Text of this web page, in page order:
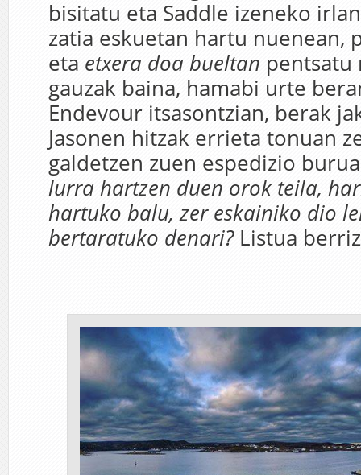
bisitatu eta Saddle izeneko
zatia eskuetan hartu nuenean,
eta etxera doa bueltan pentsatu
gauzak baina, hamabi urte
Endevour itsasontzian, berak
Jasonen hitzak errieta tonuan
galdetzen zuen espedizio
lurra hartzen duen orok teila,
hartuko balu, zer eskainiko dio
bertaratuko denari?Listua